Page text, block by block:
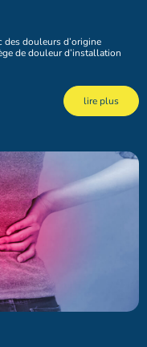
des douleurs d’origine
de douleur d’installation
lire plus